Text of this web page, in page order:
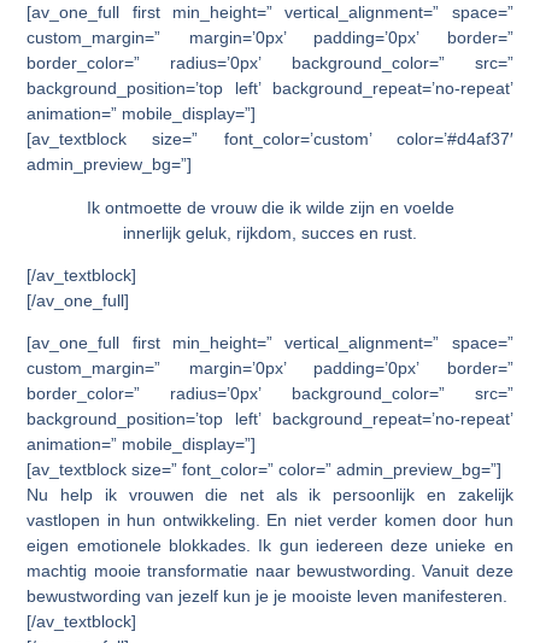
[av_one_full first min_height=” vertical_alignment=” space=”
custom_margin=” margin=’0px’ padding=’0px’ border=”
border_color=” radius=’0px’ background_color=” src=”
background_position=’top left’ background_repeat=’no-repeat’
animation=” mobile_display=”]
[av_textblock size=” font_color=’custom’ color=’#d4af37′
admin_preview_bg=”]
Ik ontmoette de vrouw die ik wilde zijn en voelde
innerlijk geluk, rijkdom, succes en rust.
[/av_textblock]
[/av_one_full]
[av_one_full first min_height=” vertical_alignment=” space=”
custom_margin=” margin=’0px’ padding=’0px’ border=”
border_color=” radius=’0px’ background_color=” src=”
background_position=’top left’ background_repeat=’no-repeat’
animation=” mobile_display=”]
[av_textblock size=” font_color=” color=” admin_preview_bg=”]
Nu help ik vrouwen die net als ik persoonlijk en zakelijk
vastlopen in hun ontwikkeling. En niet verder komen door hun
eigen emotionele blokkades. Ik gun iedereen deze unieke en
machtig mooie transformatie naar bewustwording. Vanuit deze
bewustwording van jezelf kun je je mooiste leven manifesteren.
[/av_textblock]